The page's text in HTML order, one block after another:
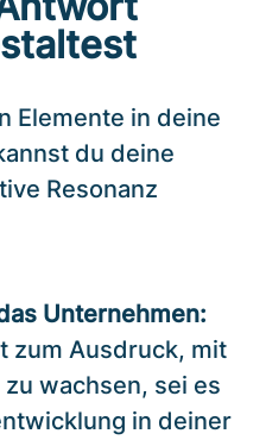
Elemente in deine
du deine
Resonanz
Unternehmen:
zum Ausdruck, mit
wachsen, sei es
in deiner